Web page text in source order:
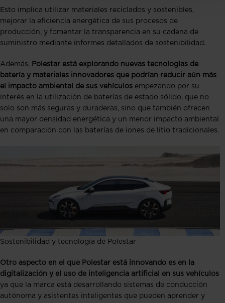
Esto implica utilizar materiales reciclados y sostenibles,
mejorar la eficiencia energética de sus procesos de
producción, y fomentar la transparencia en su cadena de
suministro mediante informes detallados de sostenibilidad.
Además, Polestar está explorando nuevas tecnologías de
batería y materiales innovadores que podrían reducir aún más
el impacto ambiental de sus vehículos empezando por su
interés en la utilización de baterías de estado sólido, que no
solo son más seguras y duraderas, sino que también ofrecen
una mayor densidad energética y un menor impacto ambiental
en comparación con las baterías de iones de litio tradicionales.
Sostenibilidad y tecnología de Polestar
Otro aspecto en el que Polestar está innovando es en la
digitalización y el uso de inteligencia artificial en sus vehículos
ya que la marca está desarrollando sistemas de conducción
autónoma y asistentes inteligentes que pueden aprender y